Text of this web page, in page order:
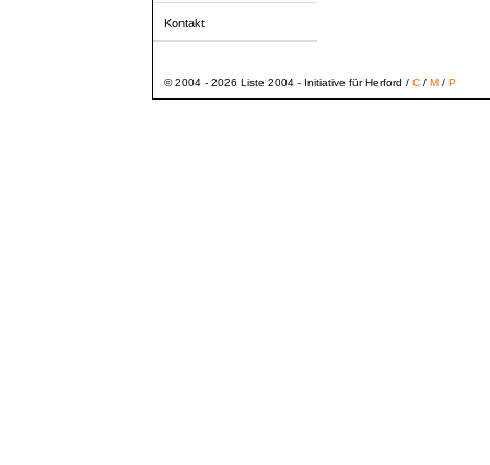
Kontakt
© 2004 - 2026 Liste 2004 - Initiative für Herford / C/ M/ P